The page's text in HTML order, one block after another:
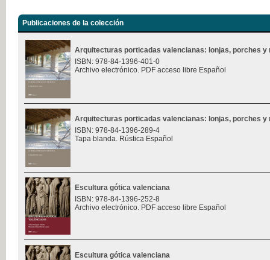
Publicaciones de la colección
Arquitecturas porticadas valencianas: lonjas, porches y
ISBN: 978-84-1396-401-0
Archivo electrónico. PDF acceso libre Español
Arquitecturas porticadas valencianas: lonjas, porches y
ISBN: 978-84-1396-289-4
Tapa blanda. Rústica Español
Escultura gótica valenciana
ISBN: 978-84-1396-252-8
Archivo electrónico. PDF acceso libre Español
Escultura gótica valenciana